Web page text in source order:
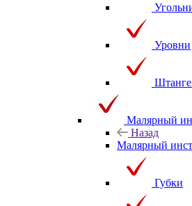
Уровни
Малярный
Назад
Малярный
Губки